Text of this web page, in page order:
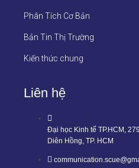
Phân Tích Cơ Bản
Bản Tin Thị Trường
Kiến thức chung
Liên hệ
Đại học Kinh tế TP.HCM,
Diên Hồng, TP. HCM